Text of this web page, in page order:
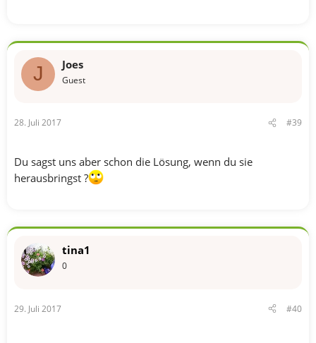
J Joes
Guest
28. Juli 2017 #39
Du sagst uns aber schon die Lösung, wenn du sie
herausbringst ?
tina1
0
29. Juli 2017 #40